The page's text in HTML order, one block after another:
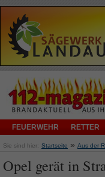
FEUERWEHR RETTER
Sie sind hier: Startseite » Aus der
Opel gerät in